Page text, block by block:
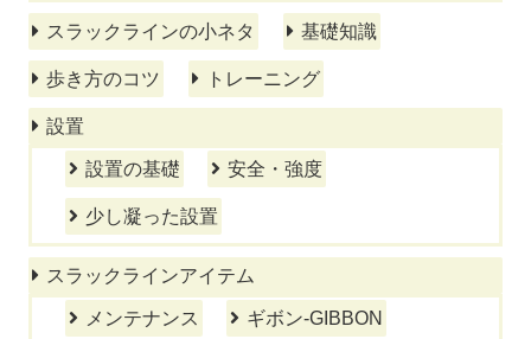
スラックラインの小ネタ 基礎知識
歩き方のコツ トレーニング
設置
設置の基礎 安全・強度
少し凝った設置
スラックラインアイテム
メンテナンス ギボン-GIBBON